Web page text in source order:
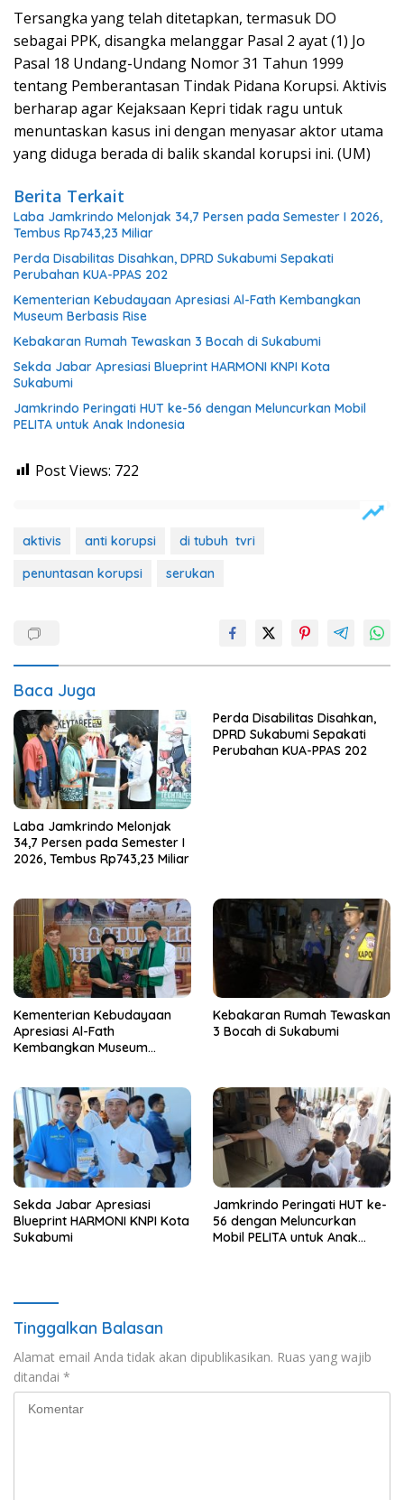
Tersangka yang telah ditetapkan, termasuk DO
sebagai PPK, disangka melanggar Pasal 2 ayat (1) Jo
Pasal 18 Undang-Undang Nomor 31 Tahun 1999
tentang Pemberantasan Tindak Pidana Korupsi. Aktivis
berharap agar Kejaksaan Kepri tidak ragu untuk
menuntaskan kasus ini dengan menyasar aktor utama
yang diduga berada di balik skandal korupsi ini. (UM)
Berita Terkait
Laba Jamkrindo Melonjak 34,7 Persen pada Semester I 2026,
Tembus Rp743,23 Miliar
Perda Disabilitas Disahkan, DPRD Sukabumi Sepakati
Perubahan KUA-PPAS 202
Kementerian Kebudayaan Apresiasi Al-Fath Kembangkan
Museum Berbasis Rise
Kebakaran Rumah Tewaskan 3 Bocah di Sukabumi
Sekda Jabar Apresiasi Blueprint HARMONI KNPI Kota
Sukabumi
Jamkrindo Peringati HUT ke-56 dengan Meluncurkan Mobil
PELITA untuk Anak Indonesia
Post Views: 722
aktivis anti korupsi
di tubuh tvri
penuntasan korupsi
serukan
Baca Juga
Laba Jamkrindo Melonjak
34,7 Persen pada Semester I
2026, Tembus Rp743,23 Miliar
Perda Disabilitas Disahkan,
DPRD Sukabumi Sepakati
Perubahan KUA-PPAS 202
Kementerian Kebudayaan
Apresiasi Al-Fath
Kembangkan Museum
Kebakaran Rumah Tewaskan
3 Bocah di Sukabumi
Sekda Jabar Apresiasi
Blueprint HARMONI KNPI Kota
Sukabumi
Jamkrindo Peringati HUT ke-
56 dengan Meluncurkan
Mobil PELITA untuk Anak
Tinggalkan Balasan
Alamat email Anda tidak akan dipublikasikan. Ruas yang wajib
ditandai *